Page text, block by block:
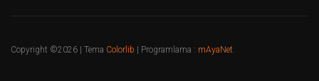
Copyright ©2026 | Tema Colorlib | Programlama : mAyaNet